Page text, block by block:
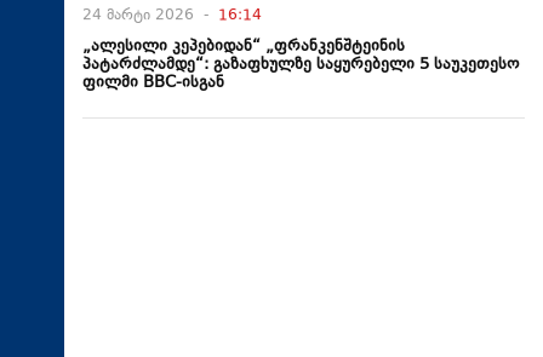
24 მარტი 2026 - 16:14
„ალესილი კეპებიდან“ „ფრანკენშტეინის
პატარძლამდე“: გაზაფხულზე საყურებელი 5 საუკეთესო
ფილმი BBC-ისგან